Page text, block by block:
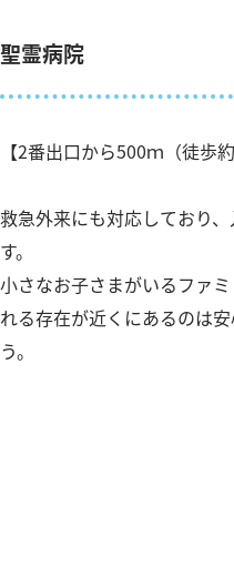
聖霊病院
【2番出口から500ｍ（徒歩
救急外来にも対応しており
す。
小さなお子さまがいるファ
れる存在が近くにあるのは
う。